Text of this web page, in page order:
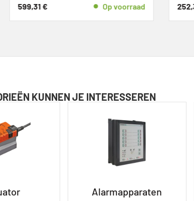
Op voorraad 252,30€
KUNNEN JE INTERESSEREN
Alarmapparaten